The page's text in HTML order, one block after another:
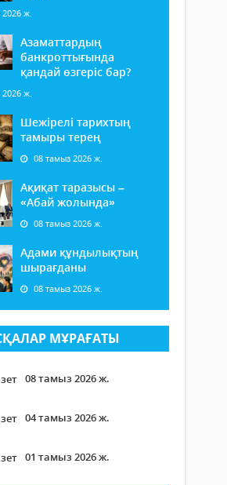
ж.
Азаматтардың
банкроттығында
қандай өзгеріс бар?
ж.
Шежірелі тарихтың
тамыры терең
08 тамыз 2026 ж.
Ақиқат таразысы –
«Абай жолында»
08 тамыз 2026 ж.
Адами құндылықтың
шырағданы
08 тамыз 2026 ж.
МҰРАҒАТЫ
08 тамыз 2026 ж.
04 тамыз 2026 ж.
01 тамыз 2026 ж.